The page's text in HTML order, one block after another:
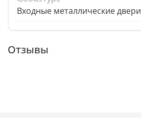
Входные металлические двери
Отзывы